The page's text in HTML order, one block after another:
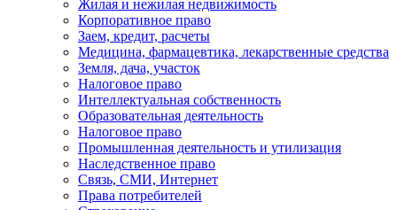
Жилая и нежилая недвижимость
Корпоративное право
Заем, кредит, расчеты
Медицина, фармацевтика, лекарственные средства
Земля, дача, участок
Налоговое право
Интеллектуальная собственность
Образовательная деятельность
Налоговое право
Промышленная деятельность и утилизация
Наследственное право
Связь, СМИ, Интернет
Права потребителей